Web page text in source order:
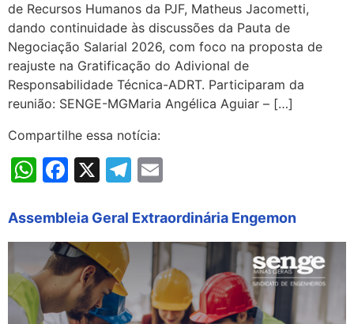
de Recursos Humanos da PJF, Matheus Jacometti,
dando continuidade às discussões da Pauta de
Negociação Salarial 2026, com foco na proposta de
reajuste na Gratificação do Adivional de
Responsabilidade Técnica-ADRT. Participaram da
reunião: SENGE-MGMaria Angélica Aguiar – […]
Compartilhe essa notícia:
WhatsApp
Facebook
X Telegram
Assembleia Geral Extraordinária Engemon